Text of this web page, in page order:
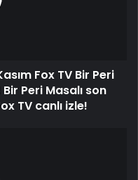
Fox TV Bir Peri
Peri Masalı son
TV canlı izle!